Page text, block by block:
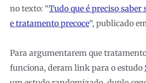
no texto: “Tudo que é preciso saber
e tratamento precoce“, publicado
Para argumentarem que
funciona, deram link para o estudo